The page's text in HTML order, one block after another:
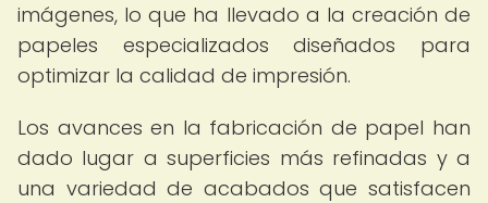
imágenes, lo que ha llevado a la creación de
papeles especializados diseñados para
optimizar la calidad de impresión.
Los avances en la fabricación de papel han
dado lugar a superficies más refinadas y a
una variedad de acabados que satisfacen